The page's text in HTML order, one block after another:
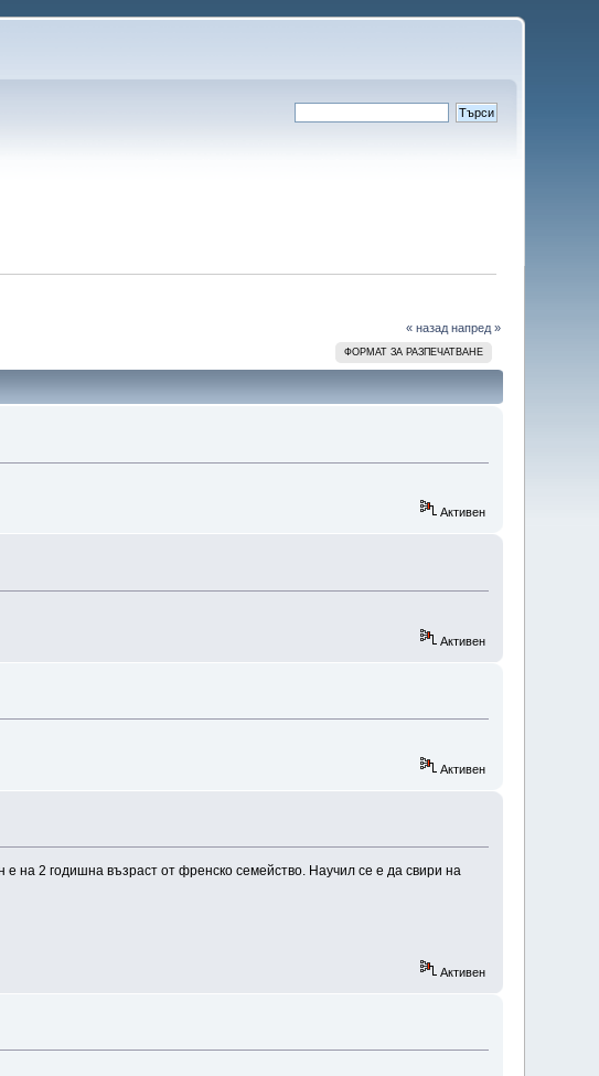
« назад напред »
ФОРМАТ ЗА РАЗПЕЧАТВАНЕ
Активен
Активен
Активен
2 годишна възраст от френско семейство. Научил се е да свири на
Активен